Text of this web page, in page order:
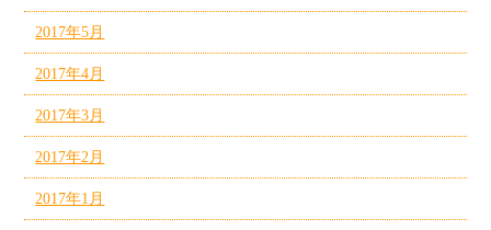
2017年5月
2017年4月
2017年3月
2017年2月
2017年1月